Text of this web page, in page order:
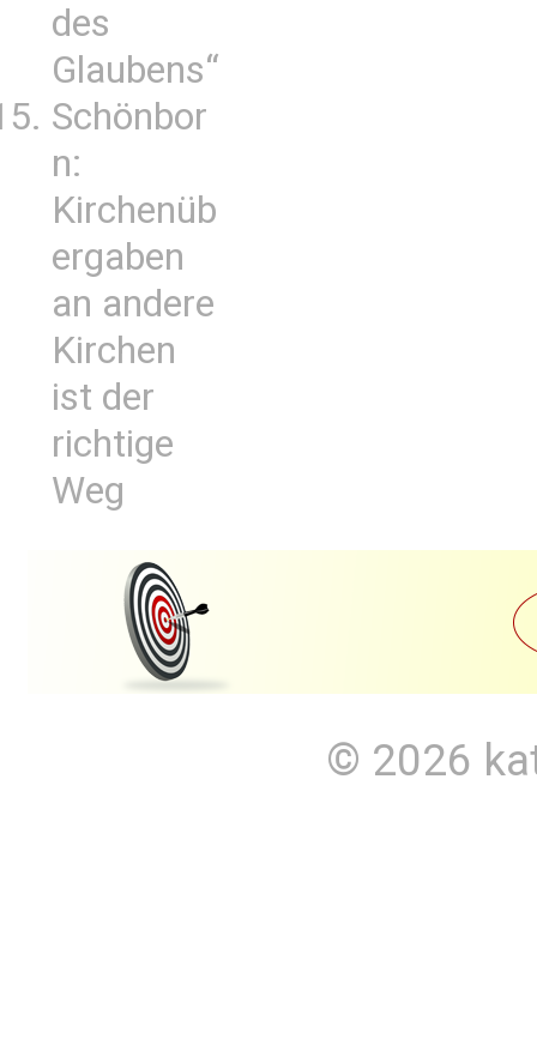
des
Glaubens“
Schönbor
n:
Kirchenüb
ergaben
an andere
Kirchen
ist der
richtige
Weg
© 2026